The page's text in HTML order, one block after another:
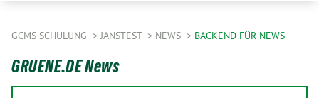
GCMS SCHULUNG JANSTEST NEWS BACKEND FÜR NEWS
GRUENE.DE News